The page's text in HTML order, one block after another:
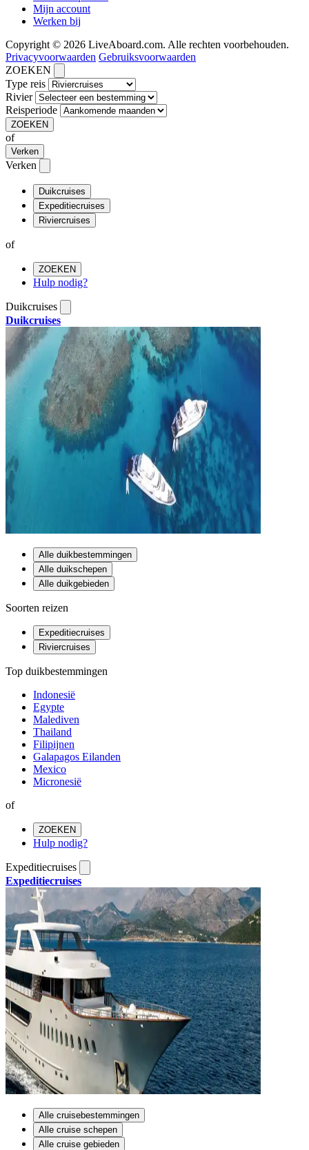
Mijn account
Werken bij
Copyright © 2026 LiveAboard.com. Alle rechten voorbehouden.
Privacyvoorwaarden Gebruiksvoorwaarden
ZOEKEN
Type reis
Rivier
Reisperiode
ZOEKEN
of
Verken
Verken
Duikcruises
Expeditiecruises
Riviercruises
of
ZOEKEN
Hulp nodig?
Duikcruises
Duikcruises
Alle duikbestemmingen
Alle duikschepen
Alle duikgebieden
Soorten reizen
Expeditiecruises
Riviercruises
Top duikbestemmingen
Indonesië
Egypte
Malediven
Thailand
Filipijnen
Galapagos Eilanden
Mexico
Micronesië
of
ZOEKEN
Hulp nodig?
Expeditiecruises
Expeditiecruises
Alle cruisebestemmingen
Alle cruise schepen
Alle cruise gebieden